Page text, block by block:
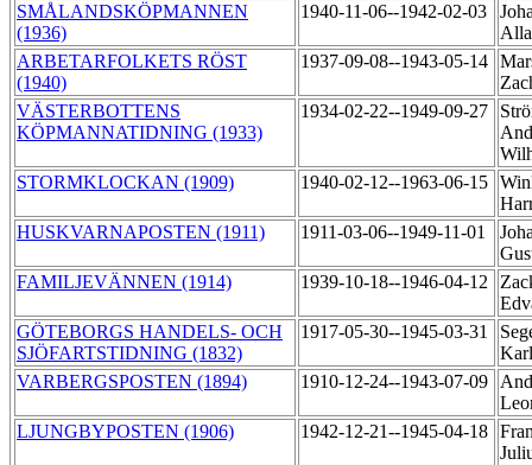
SMÅLANDSKÖPMANNEN
(1936)
1940-11-06--1942-02-03
ARBETARFOLKETS RÖST
(1940)
1937-09-08--1943-05-14
VÄSTERBOTTENS
KÖPMANNATIDNING (1933)
1934-02-22--1949-09-27
STORMKLOCKAN (1909)
1940-02-12--1963-06-15
HUSKVARNAPOSTEN (1911)
1911-03-06--1949-11-01
FAMILJEVÄNNEN (1914)
1939-10-18--1946-04-12
GÖTEBORGS HANDELS- OCH
SJÖFARTSTIDNING (1832)
1917-05-30--1945-03-31
VARBERGSPOSTEN (1894)
1910-12-24--1943-07-09
LJUNGBYPOSTEN (1906)
1942-12-21--1945-04-18